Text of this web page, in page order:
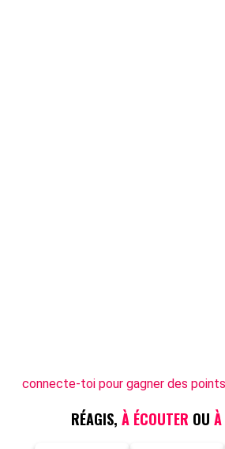
connecte-toi pour gagner des
RÉAGIS, À ÉCOUTER OU